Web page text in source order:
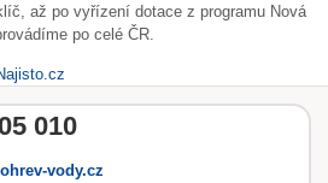
až po vyřízení dotace z programu Nová
po celé ČR.
010
vody.cz